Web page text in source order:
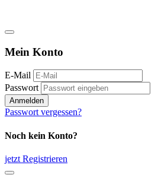
Mein Konto
E-Mail
Passwort
Anmelden
Passwort vergessen?
Noch kein Konto?
jetzt Registrieren